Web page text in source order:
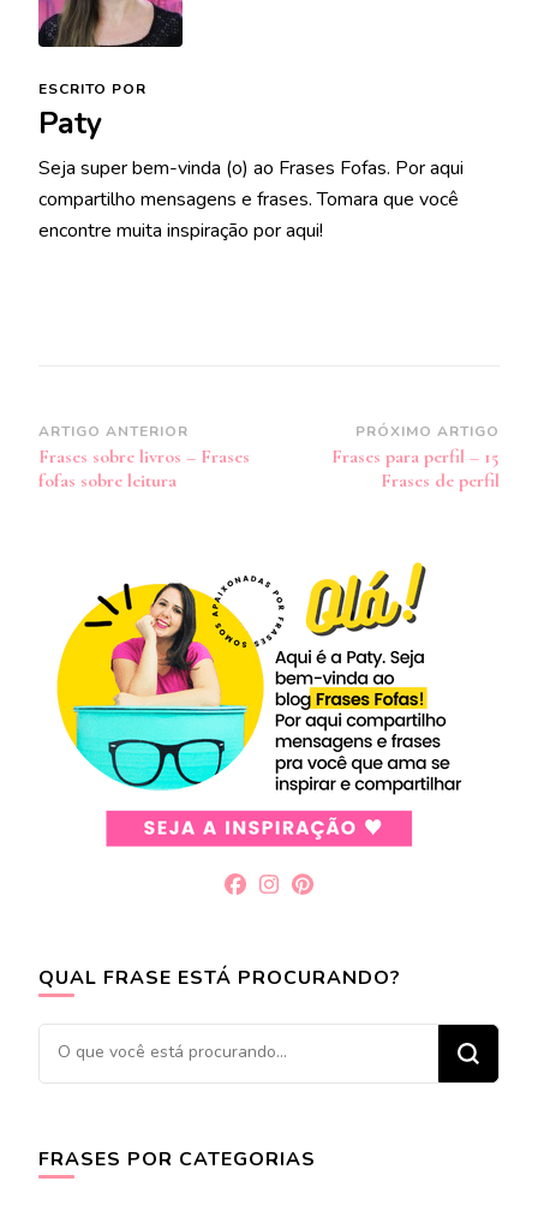
ESCRITO POR
Paty
Seja super bem-vinda (o) ao Frases Fofas. Por aqui
compartilho mensagens e frases. Tomara que você
encontre muita inspiração por aqui!
Navegação
de
ARTIGO ANTERIOR
Frases sobre livros – Frases
fofas sobre leitura
PRÓXIMO ARTIGO
Frases para perfil – 15
Frases de perfil
QUAL FRASE ESTÁ PROCURANDO?
Procurando
algo?
FRASES POR CATEGORIAS